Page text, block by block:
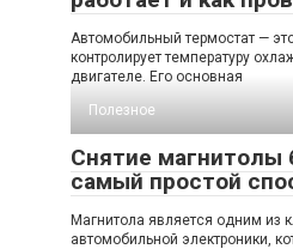
Автомобильный термостат —
контролирует температуру
двигателе. Его основная
Полезное
Снятие магнитолы
самый простой
Магнитола является одним из
автомобильной электроники,